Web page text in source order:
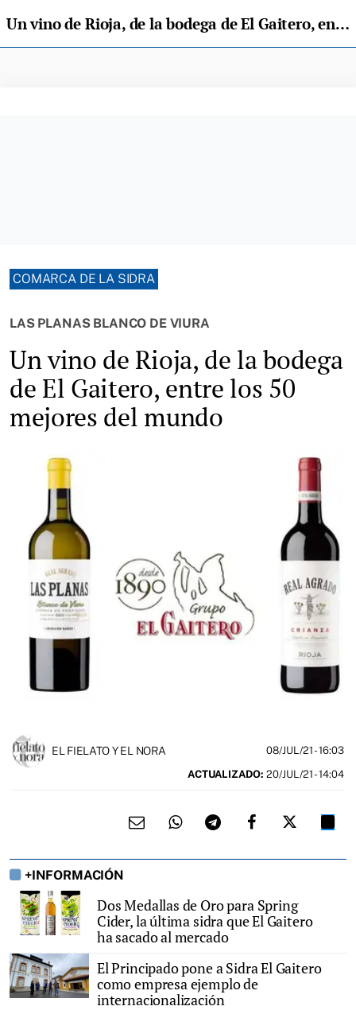
Un vino de Rioja, de la bodega de El Gaitero, entre los 50 mejores del mundo
COMARCA DE LA SIDRA
LAS PLANAS BLANCO DE VIURA
Un vino de Rioja, de la bodega
de El Gaitero, entre los 50
mejores del mundo
EL FIELATO Y EL NORA 08/JUL/21- 16:03
ACTUALIZADO: 20/JUL/21 - 14:04
+INFORMACIÓN
Dos Medallas de Oro para Spring
Cider, la última sidra que El Gaitero
ha sacado al mercado
El Principado pone a Sidra El Gaitero
como empresa ejemplo de
internacionalización